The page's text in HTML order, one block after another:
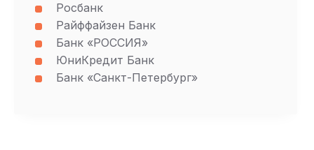
Росбанк
Райффайзен Банк
Банк «РОССИЯ»
ЮниКредит Банк
Банк «Санкт-Петербург»